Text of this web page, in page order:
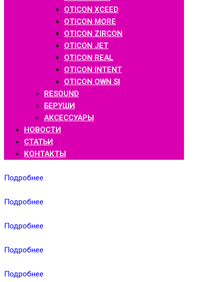
OTICON XCEED
OTICON MORE
OTICON ZIRCON
OTICON JET
OTICON REAL
OTICON INTENT
OTICON OWN SI
RESOUND
БЕРУШИ
АКСЕССУАРЫ
НОВОСТИ
СТАТЬИ
КОНТАКТЫ
Подробнее
Подробнее
Подробнее
Подробнее
Подробнее